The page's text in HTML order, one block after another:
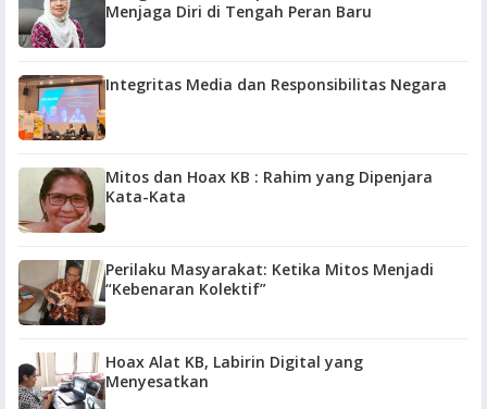
Menjaga Diri di Tengah Peran Baru
Integritas Media dan Responsibilitas Negara
Mitos dan Hoax KB : Rahim yang Dipenjara
Kata-Kata
Perilaku Masyarakat: Ketika Mitos Menjadi
“Kebenaran Kolektif”
Hoax Alat KB, Labirin Digital yang
Menyesatkan